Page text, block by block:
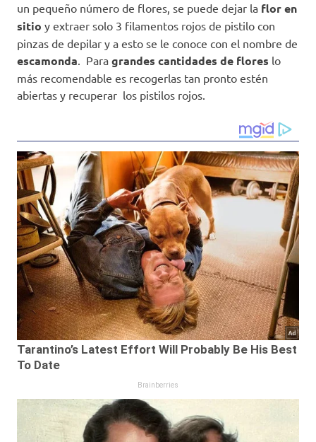
un pequeño número de flores, se puede dejar la flor en
sitio y extraer solo 3 filamentos rojos de pistilo con
pinzas de depilar y a esto se le conoce con el nombre de
escamonda. Para grandes cantidades de flores lo
más recomendable es recogerlas tan pronto estén
abiertas y recuperar los pistilos rojos.